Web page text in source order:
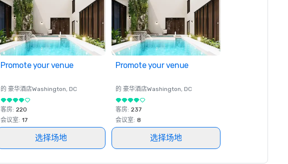
Promote your venue
的 豪华酒店Washington, DC
客房: 220
会议室: 17
选择场地
Promote your venue
的 豪华酒店Washington, DC
客房: 237
会议室: 8
选择场地